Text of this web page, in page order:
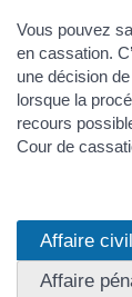
Vous pouvez
en cassation.
une décision
lorsque la
recours
Cour de
Affaire
Affaire